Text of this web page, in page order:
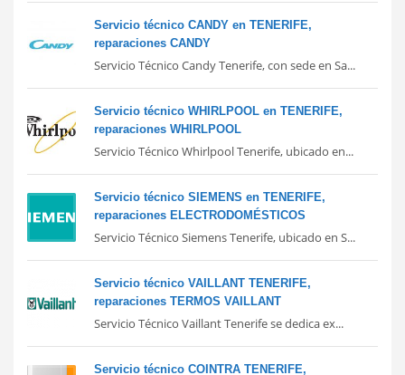
Servicio técnico CANDY en TENERIFE,
reparaciones CANDY
Servicio Técnico Candy Tenerife, con sede en Sa...
Servicio técnico WHIRLPOOL en TENERIFE,
reparaciones WHIRLPOOL
Servicio Técnico Whirlpool Tenerife, ubicado en...
Servicio técnico SIEMENS en TENERIFE,
reparaciones ELECTRODOMÉSTICOS
Servicio Técnico Siemens Tenerife, ubicado en S...
Servicio técnico VAILLANT TENERIFE,
reparaciones TERMOS VAILLANT
Servicio Técnico Vaillant Tenerife se dedica ex...
Servicio técnico COINTRA TENERIFE,